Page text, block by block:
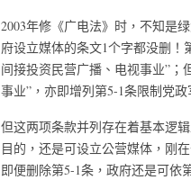
2003年修《广电法》时，不知是
府设立媒体的条文1个字都没删！
间接投资民营广播、电视事业”；
事业”，亦即增列第5-1条限制党
但这两项条款并列存在着基本逻
目的，还是可设立公营媒体，刚
即便删除第5-1条，政府还是可依